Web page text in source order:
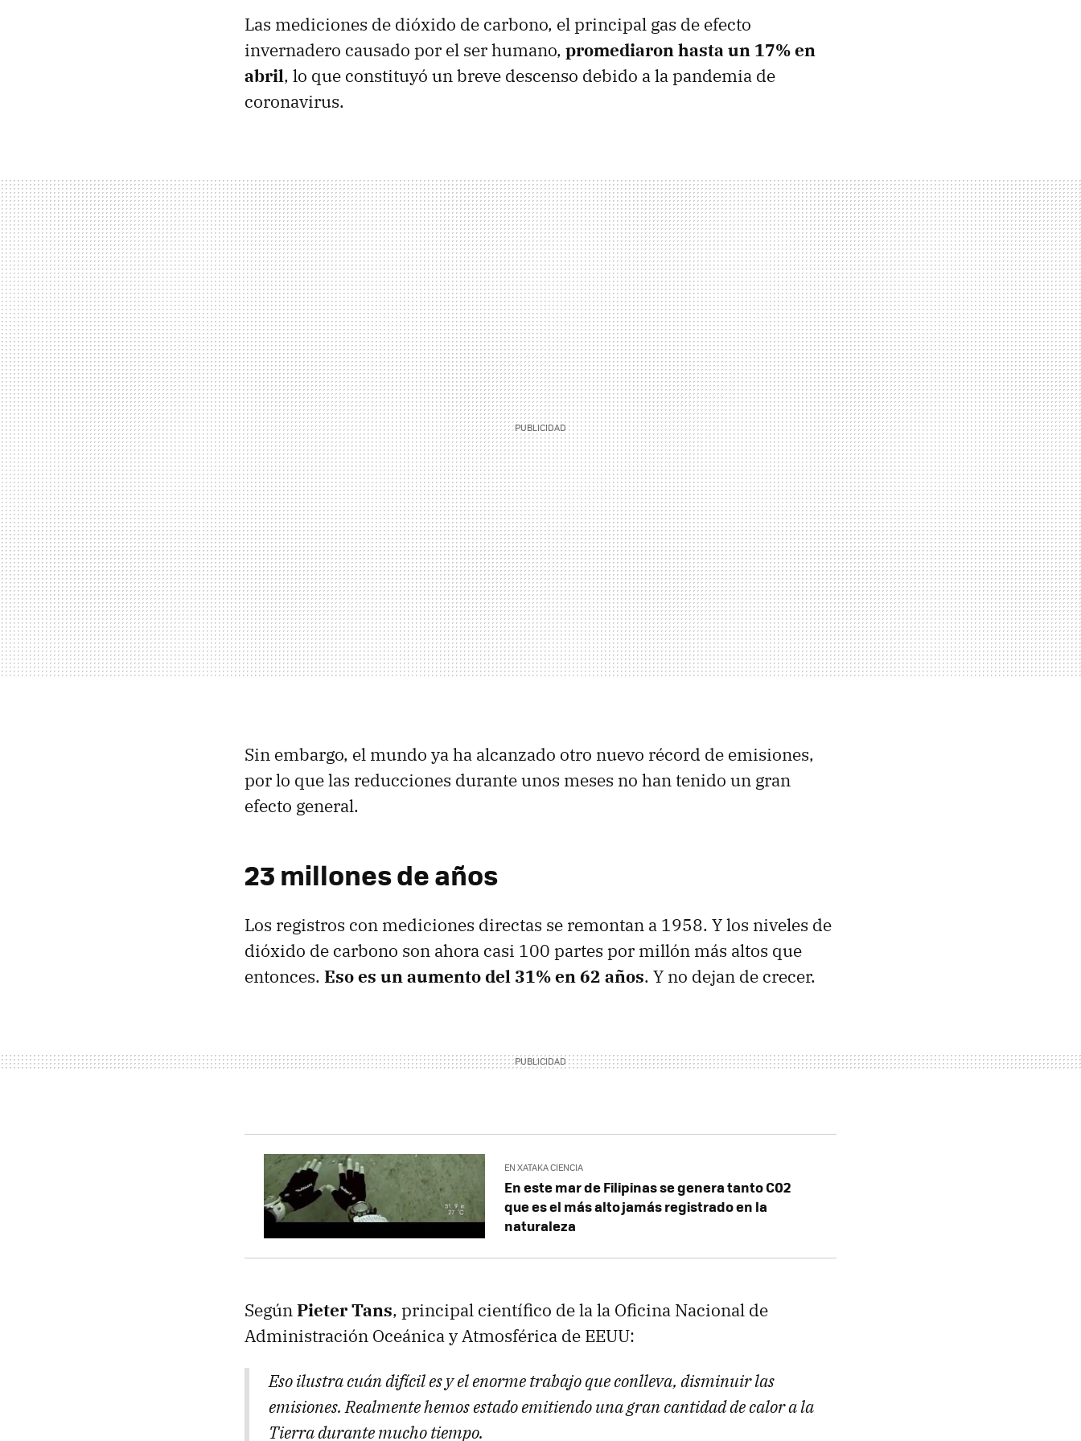
Las mediciones de dióxido de carbono, el principal gas de efecto
invernadero causado por el ser humano, promediaron hasta un 17% en
abril, lo que constituyó un breve descenso debido a la pandemia de
coronavirus.
Sin embargo, el mundo ya ha alcanzado otro nuevo récord de emisiones,
por lo que las reducciones durante unos meses no han tenido un gran
efecto general.
23 millones de años
Los registros con mediciones directas se remontan a 1958. Y los niveles de
dióxido de carbono son ahora casi 100 partes por millón más altos que
entonces. Eso es un aumento del 31% en 62 años. Y no dejan de crecer.
EN XATAKA CIENCIA
En este mar de Filipinas se genera tanto C02
que es el más alto jamás registrado en la
naturaleza
SegúnPieter Tans, principal científico de la la Oficina Nacional de
Administración Oceánica y Atmosférica de EEUU:
Eso ilustra cuán difícil es y el enorme trabajo que conlleva, disminuir las
emisiones. Realmente hemos estado emitiendo una gran cantidad de calor a la
Tierra durante mucho tiempo.